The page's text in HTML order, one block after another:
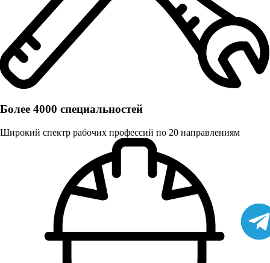
Более 4000 специальностей
Широкий спектр рабочих профессий по 20 направлениям